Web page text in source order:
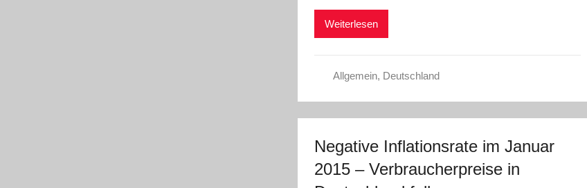
Weiterlesen
Allgemein, Deutschland
Negative Inflationsrate im Januar
2015 – Verbraucherpreise in